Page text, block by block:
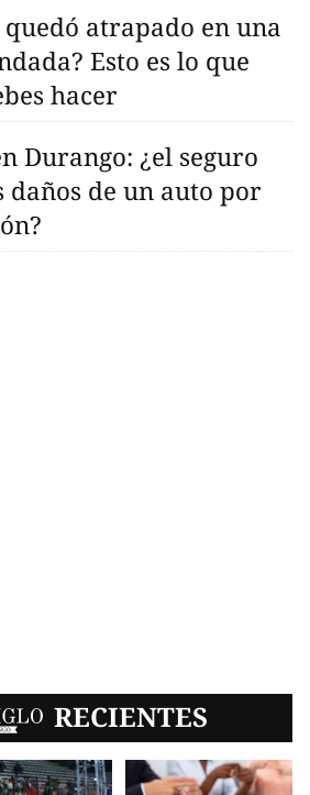
atrapado en una
Esto es lo que
hacer
Durango: ¿el seguro
daños de un auto por
RECIENTES